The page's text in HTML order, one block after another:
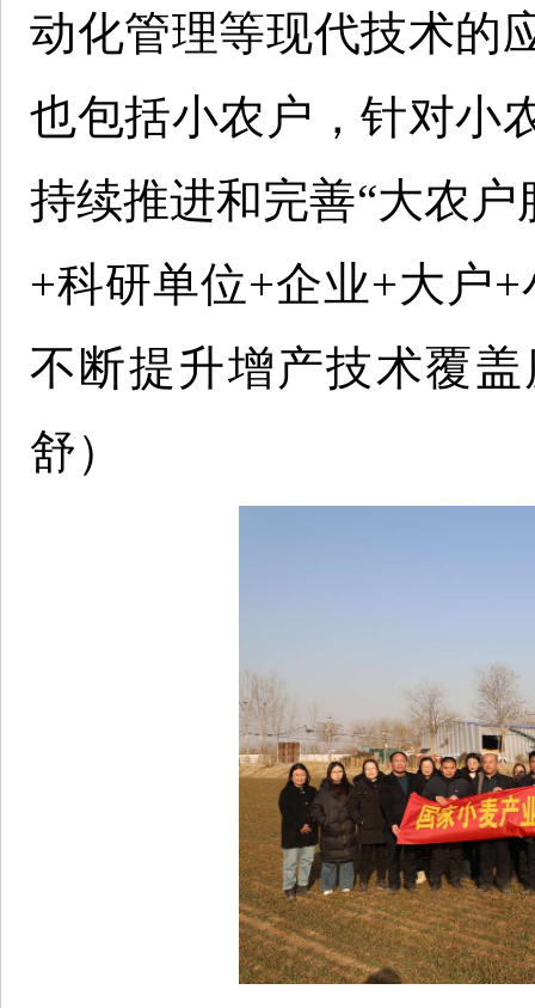
动化管理等现代技术的
也包括小农户，针对小
持续推进和完善“大农
+科研单位+企业+大户
不断提升增产技术覆
舒）